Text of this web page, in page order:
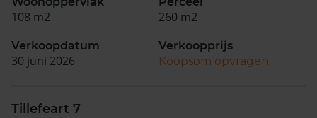
108 m2 260 m2
Verkoopdatum
30 juni 2026
Verkoopprijs
Koopsom opvragen
Tillefeart 7